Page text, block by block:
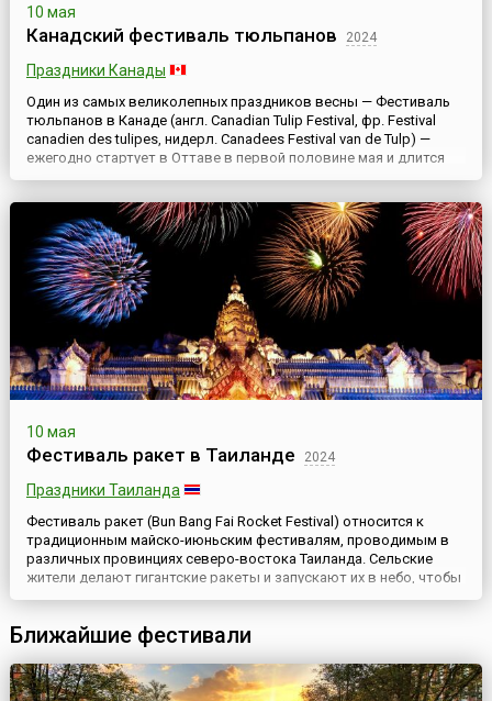
10 мая
Канадский фестиваль тюльпанов 2024
Праздники Канады
Один из самых великолепных праздников весны — Фестиваль
тюльпанов в Канаде (англ. Canadian Tulip Festival, фр. Festival
canadien des tulipes, нидерл. Canadees Festival van de Tulp) —
ежегодно стартует в Оттаве в первой половине мая и длится
около двух недель. Ежегодно в мае канадская столица утопает
посылают в дар Канаде благодарные гол...
10 мая
Фестиваль ракет в Таиланде 2024
Праздники Таиланда
Фестиваль ракет (Bun Bang Fai Rocket Festival) относится к
традиционным майско-июньским фестивалям, проводимым в
различных провинциях северо-востока Таиланда. Сельские
жители делают гигантские ракеты и запускают их в небо, чтобы
«обеспечить» обильными осадками плантации риса.Фестиваль
полевых работ, поэтому во время фестивалей проводятся ...
Ближайшие фестивали